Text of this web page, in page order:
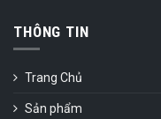
THÔNG TIN
Trang Chủ
Sản phẩm